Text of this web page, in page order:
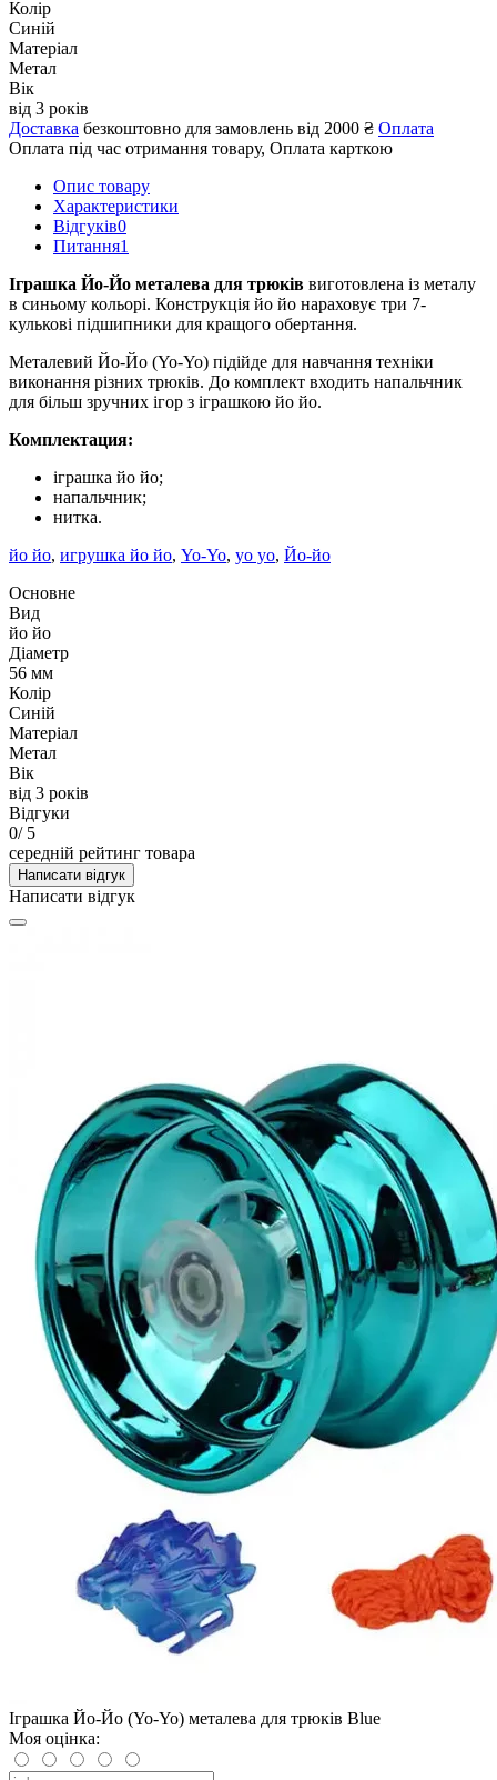
Колір
Синій
Матеріал
Метал
Вік
від 3 років
Доставка безкоштовно для замовлень від 2000 ₴ Оплата
Оплата під час отримання товару, Оплата карткою
Опис товару
Характеристики
Відгуків0
Питання1
Іграшка Йо-Йо металева для трюків виготовлена із металу
в синьому кольорі. Конструкція йо йо нараховує три 7-
кулькові підшипники для кращого обертання.
Металевий Йо-Йо (Yo-Yo) підійде для навчання техніки
виконання різних трюків. До комплект входить напальчник
для більш зручних ігор з іграшкою йо йо.
Комплектация:
іграшка йо йо;
напальчник;
нитка.
йо йо, игрушка йо йо, Yo-Yo, yo yo, Йо-йо
Основне
Вид
йо йо
Діаметр
56 мм
Колір
Синій
Матеріал
Метал
Вік
від 3 років
Відгуки
0/ 5
середній рейтинг товара
Написати відгук
Написати відгук
Іграшка Йо-Йо (Yo-Yo) металева для трюків Blue
Моя оцінка: